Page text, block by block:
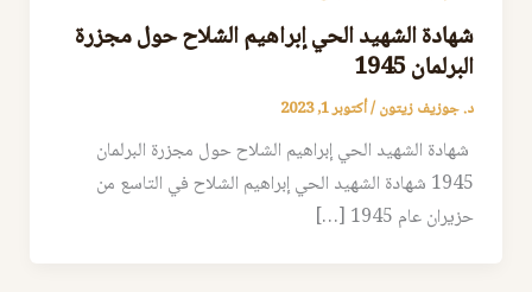
شهادة الشهيد الحي إبراهيم الشلاح حول مجزرة
البرلمان 1945
د. جوزيف زيتون/أكتوبر 1, 2023
شهادة الشهيد الحي إبراهيم الشلاح حول مجزرة البرلمان
1945 شهادة الشهيد الحي إبراهيم الشلاح في التاسع من
حزيران عام 1945 […]